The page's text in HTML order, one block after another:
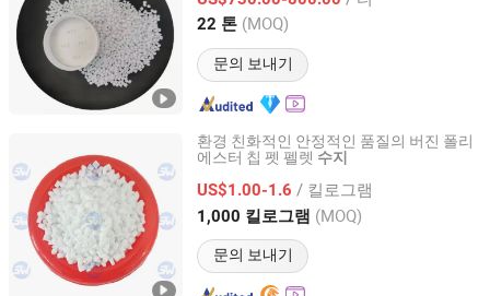
22 톤 (MOQ)
문의 보내기
Henan, China 이후 2011
환경 친화적인 안정적인 품질의 버진 폴리
에스터 칩 펫 펠렛 수지
US$1.00-1.6 / 킬로그램
1,000 킬로그램 (MOQ)
문의 보내기
Henan Shenwon Industry Co., Ltd
Henan, China 이후 2026